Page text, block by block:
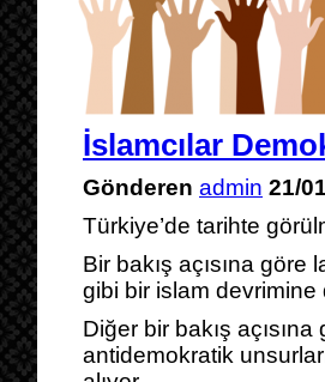
İslamcılar
Gönderen admin 21/
Türkiye’de tarihte
Bir bakış açısına
gibi bir islam devrimine
Diğer bir bakış
antidemokratik